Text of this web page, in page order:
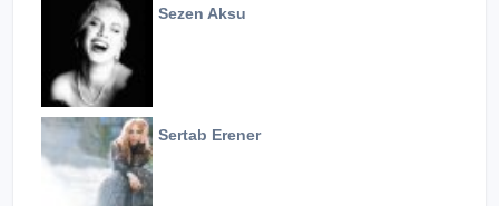
Sezen Aksu
Sertab Erener